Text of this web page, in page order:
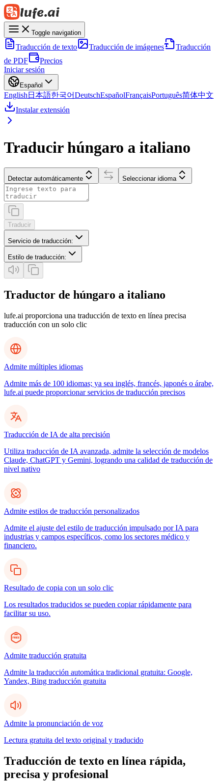
Toggle navigation
Traducción de texto Traducción de imágenes
Traducción
de PDF
Precios
Iniciar sesión
Español
English 日本語한국어DeutschEspañolFrançaisPortuguês简体中文
Instalar extensión
Traducir húngaro a italiano
Detectar automáticamente Seleccionar idioma
Traducir
Servicio de traducción:
Estilo de traducción:
Traductor de húngaro a italiano
lufe.ai proporciona una traducción de texto en línea precisa
traducción con un solo clic
Admite múltiples idiomas
Admite más de 100 idiomas; ya sea inglés, francés, japonés o árabe,
lufe.ai puede proporcionar servicios de traducción precisos
Traducción de IA de alta precisión
Utiliza traducción de IA avanzada, admite la selección de modelos
Claude, ChatGPT y Gemini, logrando una calidad de traducción de
nivel nativo
Admite estilos de traducción personalizados
Admite el ajuste del estilo de traducción impulsado por IA para
industrias y campos específicos, como los sectores médico y
financiero.
Resultado de copia con un solo clic
Los resultados traducidos se pueden copiar rápidamente para
facilitar su uso.
Admite traducción gratuita
Admite la traducción automática tradicional gratuita: Google,
Yandex, Bing traducción gratuita
Admite la pronunciación de voz
Lectura gratuita del texto original y traducido
Traducción de texto en línea rápida,
precisa y profesional